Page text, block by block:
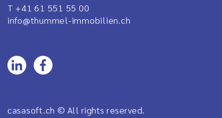
T +41 61 551 55 00
info@thummel-immobilien.ch
casasoft.ch © All rights reserved.